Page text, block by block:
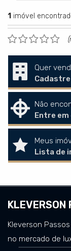
1 imóvel
Quer
Não
Entre
Meus
Lista de
KLEVERSON
Kleverson
no mercado de